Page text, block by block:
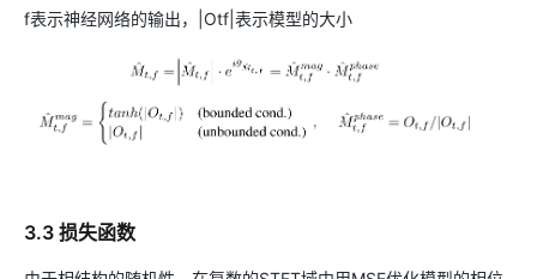
f表示神经网络的输出，|Otf|表示模型的大小
3.3 损失函数